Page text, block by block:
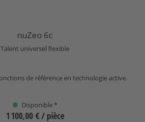
nuZeo 6c
Talent universel flexible
de référence en technologie active.
Disponible *
1 100,00 €/ pièce